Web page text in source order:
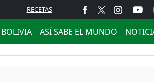
RECETAS
BOLIVIA ASÍ SABE EL MUNDO